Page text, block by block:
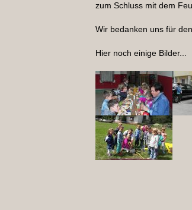
zum Schluss mit dem
Wir bedanken uns für
Hier noch einige Bilder...